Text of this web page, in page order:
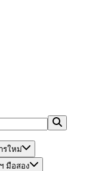
รใหม่
มือสอง